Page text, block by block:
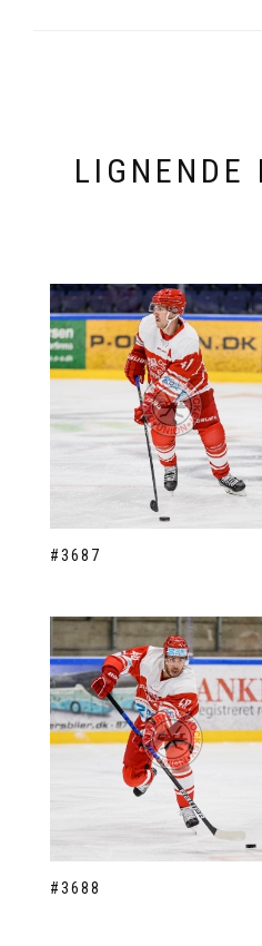
LIGNENDE
#3687
#3688